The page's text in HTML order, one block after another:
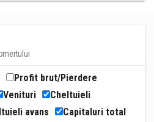
Profit brut/Pierdere
Venituri
Cheltuieli
avans
Capitaluri total